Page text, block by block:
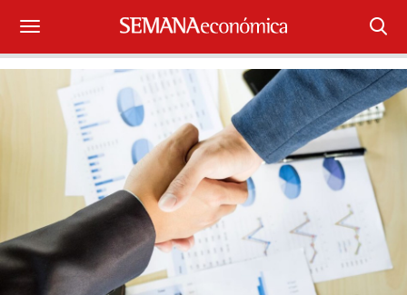
Suscríbase
Iniciar sesión
Portada
¿Qué está pasando?
Sectores y Empresas
Management